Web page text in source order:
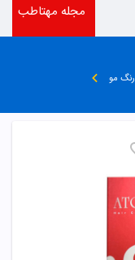
مجله مهتاطب
رنگ مو